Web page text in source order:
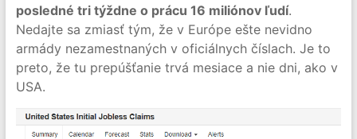
posledné tri týždne o prácu 16 miliónov ľudí.
Nedajte sa zmiasť tým, že v Európe ešte nevidno
armády nezamestnaných v oficiálnych číslach. Je to
preto, že tu prepúšťanie trvá mesiace a nie dni, ako v
USA.